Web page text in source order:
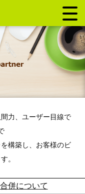
力、ユーザー目線で
構築し、お客様のビ
。
併について